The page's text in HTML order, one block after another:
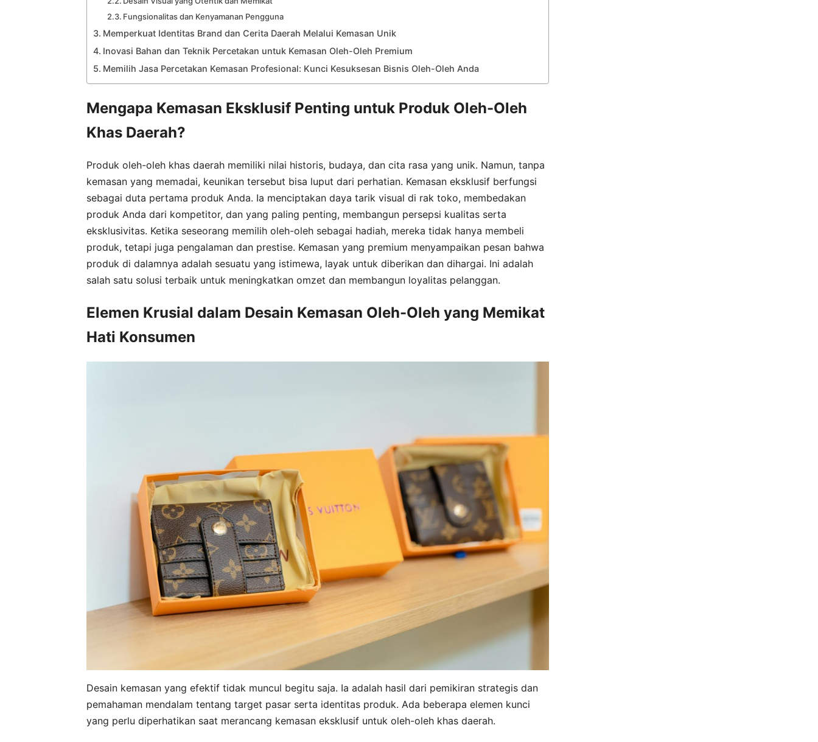
Fungsionalitas dan Kenyamanan Pengguna
Memperkuat Identitas Brand dan Cerita Daerah Melalui Kemasan Unik
Inovasi Bahan dan Teknik Percetakan untuk Kemasan Oleh-Oleh Premium
Memilih Jasa Percetakan Kemasan Profesional: Kunci Kesuksesan Bisnis Oleh-Oleh Anda
Mengapa Kemasan Eksklusif Penting untuk Produk Oleh-Oleh
Khas Daerah?
Produk oleh-oleh khas daerah memiliki nilai historis, budaya, dan cita rasa yang unik. Namun, tanpa
kemasan yang memadai, keunikan tersebut bisa luput dari perhatian. Kemasan eksklusif berfungsi
sebagai duta pertama produk Anda. Ia menciptakan daya tarik visual di rak toko, membedakan
produk Anda dari kompetitor, dan yang paling penting, membangun persepsi kualitas serta
eksklusivitas. Ketika seseorang memilih oleh-oleh sebagai hadiah, mereka tidak hanya membeli
produk, tetapi juga pengalaman dan prestise. Kemasan yang premium menyampaikan pesan bahwa
produk di dalamnya adalah sesuatu yang istimewa, layak untuk diberikan dan dihargai. Ini adalah
salah satu solusi terbaik untuk meningkatkan omzet dan membangun loyalitas pelanggan.
Elemen Krusial dalam Desain Kemasan Oleh-Oleh yang Memikat
Hati Konsumen
Desain kemasan yang efektif tidak muncul begitu saja. Ia adalah hasil dari pemikiran strategis dan
pemahaman mendalam tentang target pasar serta identitas produk. Ada beberapa elemen kunci
yang perlu diperhatikan saat merancang kemasan eksklusif untuk oleh-oleh khas daerah.